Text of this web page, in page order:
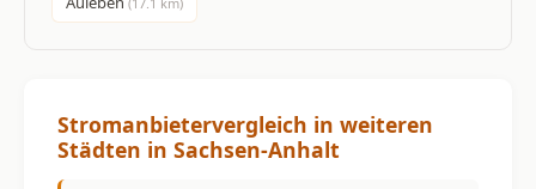
Stromanbietervergleich in weiteren
Städten in Sachsen-Anhalt